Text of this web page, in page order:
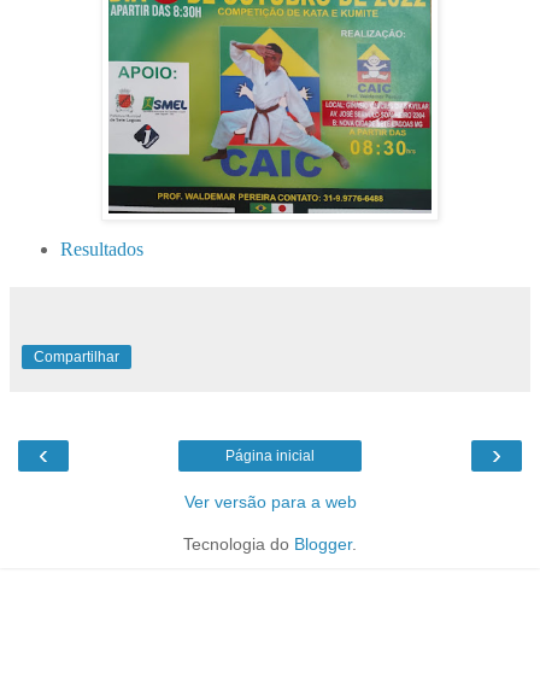
Resultados
Compartilhar
‹ ›
Página inicial
Ver versão para a web
Tecnologia do Blogger.